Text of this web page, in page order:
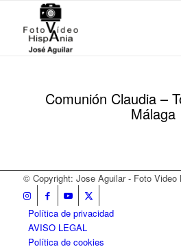
Comunión Claudia –
Málaga
© Copyright: Jose Aguilar - Foto Video
Política de privacidad
AVISO LEGAL
Política de cookies